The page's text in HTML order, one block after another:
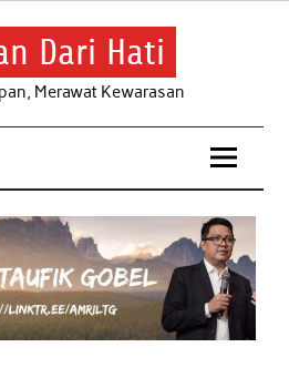
Dari Hati
Merawat Kewarasan